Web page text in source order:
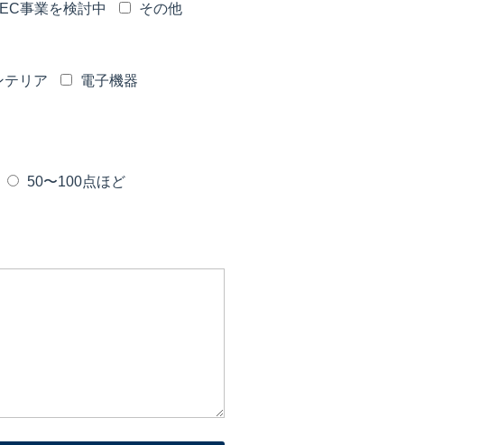
EC事業を検討中 その他
テリア
電子機器
50〜100点ほど